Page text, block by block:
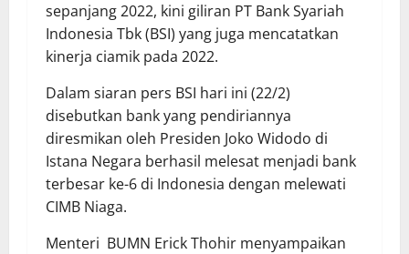
sepanjang 2022, kini giliran PT Bank Syariah
Indonesia Tbk (BSI) yang juga mencatatkan
kinerja ciamik pada 2022.
Dalam siaran pers BSI hari ini (22/2)
disebutkan bank yang pendiriannya
diresmikan oleh Presiden Joko Widodo di
Istana Negara berhasil melesat menjadi bank
terbesar ke-6 di Indonesia dengan melewati
CIMB Niaga.
Menteri BUMN Erick Thohir menyampaikan